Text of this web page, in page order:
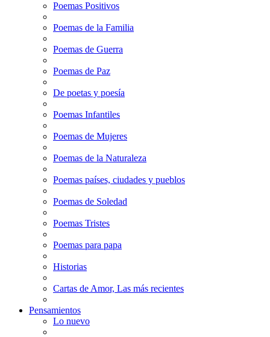
Poemas Positivos
Poemas de la Familia
Poemas de Guerra
Poemas de Paz
De poetas y poesía
Poemas Infantiles
Poemas de Mujeres
Poemas de la Naturaleza
Poemas países, ciudades y pueblos
Poemas de Soledad
Poemas Tristes
Poemas para papa
Historias
Cartas de Amor, Las más recientes
Pensamientos
Lo nuevo